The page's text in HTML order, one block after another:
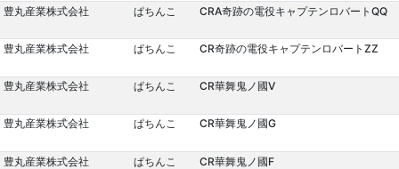
豊丸産業株式会社 ぱちんこ CRA奇跡の電役キャプテンロバートQQ
豊丸産業株式会社 ぱちんこ CR奇跡の電役キャプテンロバートZZ
豊丸産業株式会社 ぱちんこ CR華舞鬼ノ國V
豊丸産業株式会社 ぱちんこ CR華舞鬼ノ國G
豊丸産業株式会社 ぱちんこ CR華舞鬼ノ國F